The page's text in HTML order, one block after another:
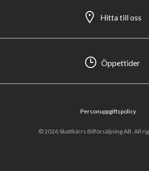
Hitta till oss
Öppettider
© 2026 Skattkärrs Bilförsäljning AB. All
Personuppgiftspolicy